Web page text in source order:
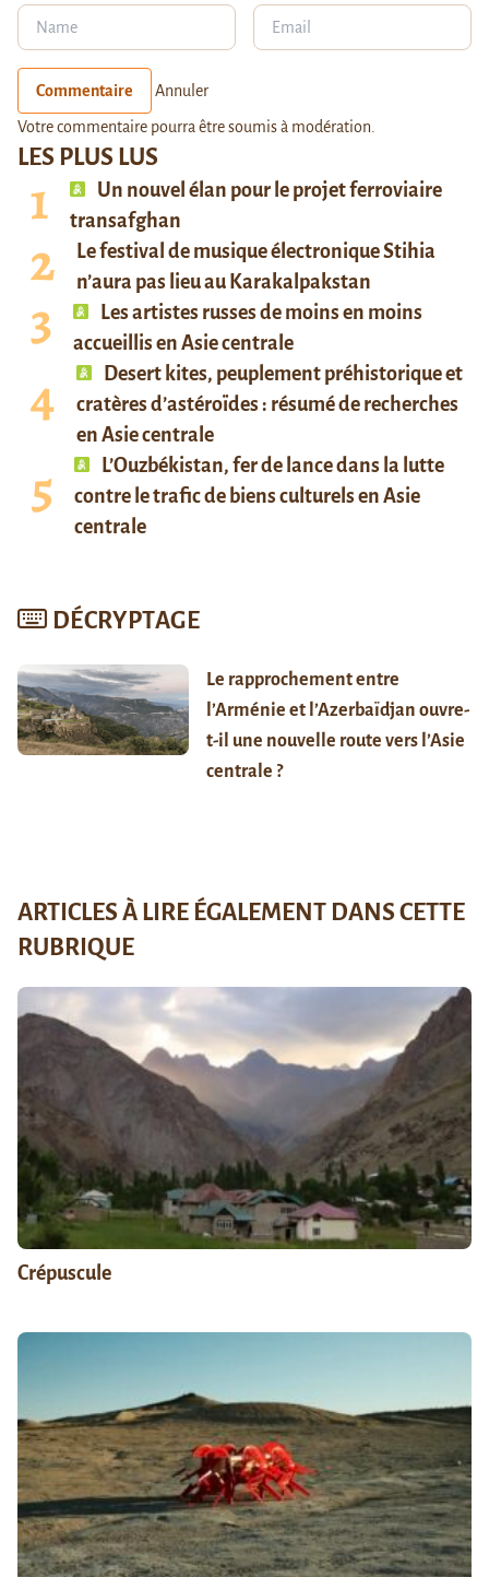
LES PLUS LUS
Un nouvel élan pour le projet ferroviaire
transafghan
Le festival de musique électronique Stihia
n’aura pas lieu au Karakalpakstan
Les artistes russes de moins en moins
accueillis en Asie centrale
Desert kites, peuplement préhistorique et
cratères d’astéroïdes : résumé de recherches
en Asie centrale
L’Ouzbékistan, fer de lance dans la lutte
contre le trafic de biens culturels en Asie
centrale
DÉCRYPTAGE
Le rapprochement entre
l’Arménie et l’Azerbaïdjan ouvre-
t-il une nouvelle route vers l’Asie
centrale ?
Commentaire Annuler
Votre commentaire pourra être soumis à modération.
ARTICLES À LIRE ÉGALEMENT DANS CETTE
RUBRIQUE
Crépuscule